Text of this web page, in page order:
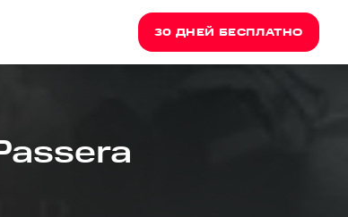
30 ДНЕЙ БЕСПЛАТНО